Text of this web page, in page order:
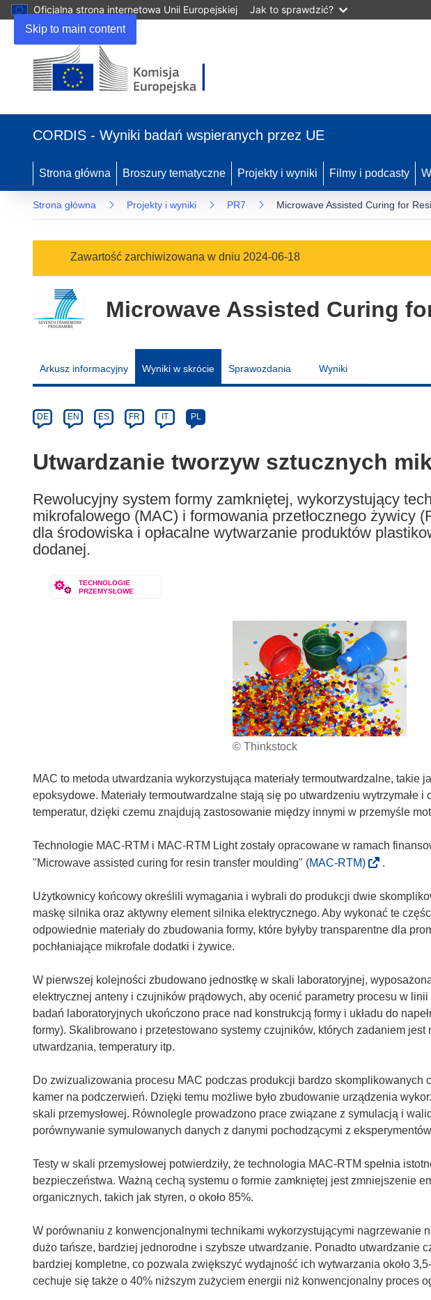
Skip to main content
Oficjalna strona internetowa Unii Europejskiej Jak to sprawdzić?
się
nowym
oknie)
CORDIS - Wyniki badań wspieranych przez UE
Strona główna Broszury tematyczne Projekty i wyniki Filmy i podcasty
Strona główna Projekty i wyniki PR7 Microwave Assisted Curing for
Zawartość zarchiwizowana w dniu 2024-06-18
Microwave Assisted Curing
Arkusz informacyjny Wyniki w skrócie Sprawozdania Wyniki
Category
Article
available
the
languages:
DE EN ES FR IT PL
Utwardzanie tworzyw sztucznych
Rewolucyjny system formy zamkniętej, wykorzystujący
mikrofalowego (MAC) i formowania przetłocznego żywicy
dla środowiska i opłacalne wytwarzanie produktów
dodanej.
TECHNOLOGIE
PRZEMYSŁOWE
© Thinkstock
MAC to metoda utwardzania wykorzystująca materiały termoutwardzalne, takie
epoksydowe. Materiały termoutwardzalne stają się po utwardzeniu wytrzymałe i
temperatur, dzięki czemu znajdują zastosowanie między innymi w przemyśle
Technologie MAC-RTM i MAC-RTM Light zostały opracowane w ramach
"Microwave assisted curing for resin transfer moulding" (MAC-RTM)(
d
n
o
k
o
t
r
z
y
s
ę
w
w
y
m
o
.
Użytkownicy końcowy określili wymagania i wybrali do produkcji dwie
maskę silnika oraz aktywny element silnika elektrycznego. Aby wykonać te
odpowiednie materiały do zbudowania formy, które byłyby transparentne dla
pochłaniające mikrofale dodatki i żywice.
W pierwszej kolejności zbudowano jednostkę w skali laboratoryjnej,
elektrycznej anteny i czujników prądowych, aby ocenić parametry procesu w
badań laboratoryjnych ukończono prace nad konstrukcją formy i układu do
formy). Skalibrowano i przetestowano systemy czujników, których zadaniem jest
utwardzania, temperatury itp.
Do zwizualizowania procesu MAC podczas produkcji bardzo skomplikowanych
kamer na podczerwień. Dzięki temu możliwe było zbudowanie urządzenia
skali przemysłowej. Równolegle prowadzono prace związane z symulacją i
porównywanie symulowanych danych z danymi pochodzącymi z
Testy w skali przemysłowej potwierdziły, że technologia MAC-RTM spełnia
bezpieczeństwa. Ważną cechą systemu o formie zamkniętej jest zmniejszenie
organicznych, takich jak styren, o około 85%.
W porównaniu z konwencjonalnymi technikami wykorzystującymi nagrzewanie
dużo tańsze, bardziej jednorodne i szybsze utwardzanie. Ponadto utwardzanie
bardziej kompletne, co pozwala zwiększyć wydajność ich wytwarzania około
cechuje się także o 40% niższym zużyciem energii niż konwencjonalny proces